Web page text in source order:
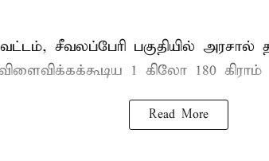
சீவலப்பேரி பகுதியில் அரசால்
1 கிலோ 180 கிராம்
Read More